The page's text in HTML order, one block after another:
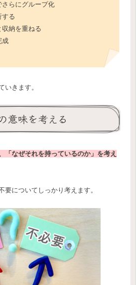
らにグループ化
る
納を重ねる
成
いきます。
味を考える
「なぜそれを持っているのか」を考え
要についてしっかり考えます。